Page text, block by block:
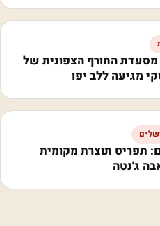
מסעדת החורף הצפונית של
מגיעה ללב יפו
תפריט תוצרת מקומית
ג'נטה